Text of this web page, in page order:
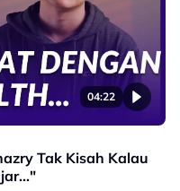
04:22
Tak Kisah Kalau